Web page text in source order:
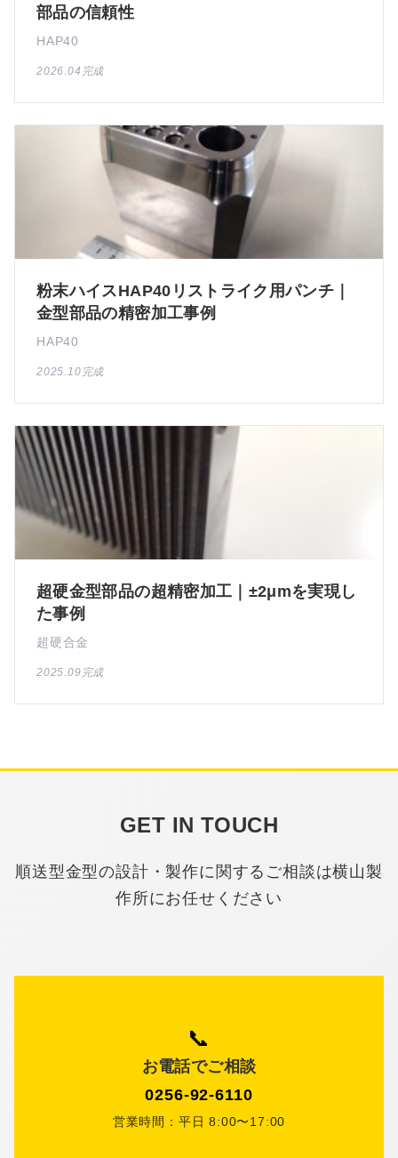
部品の信頼性
HAP40
2026.04完成
粉末ハイスHAP40リストライク用パンチ｜
金型部品の精密加工事例
HAP40
2025.10完成
超硬金型部品の超精密加工｜±2μmを実現し
た事例
超硬合金
2025.09完成
GET IN TOUCH
順送型金型の設計・製作に関するご相談は横山製
作所にお任せください
📞
お電話でご相談
0256-92-6110
営業時間：平日 8:00〜17:00